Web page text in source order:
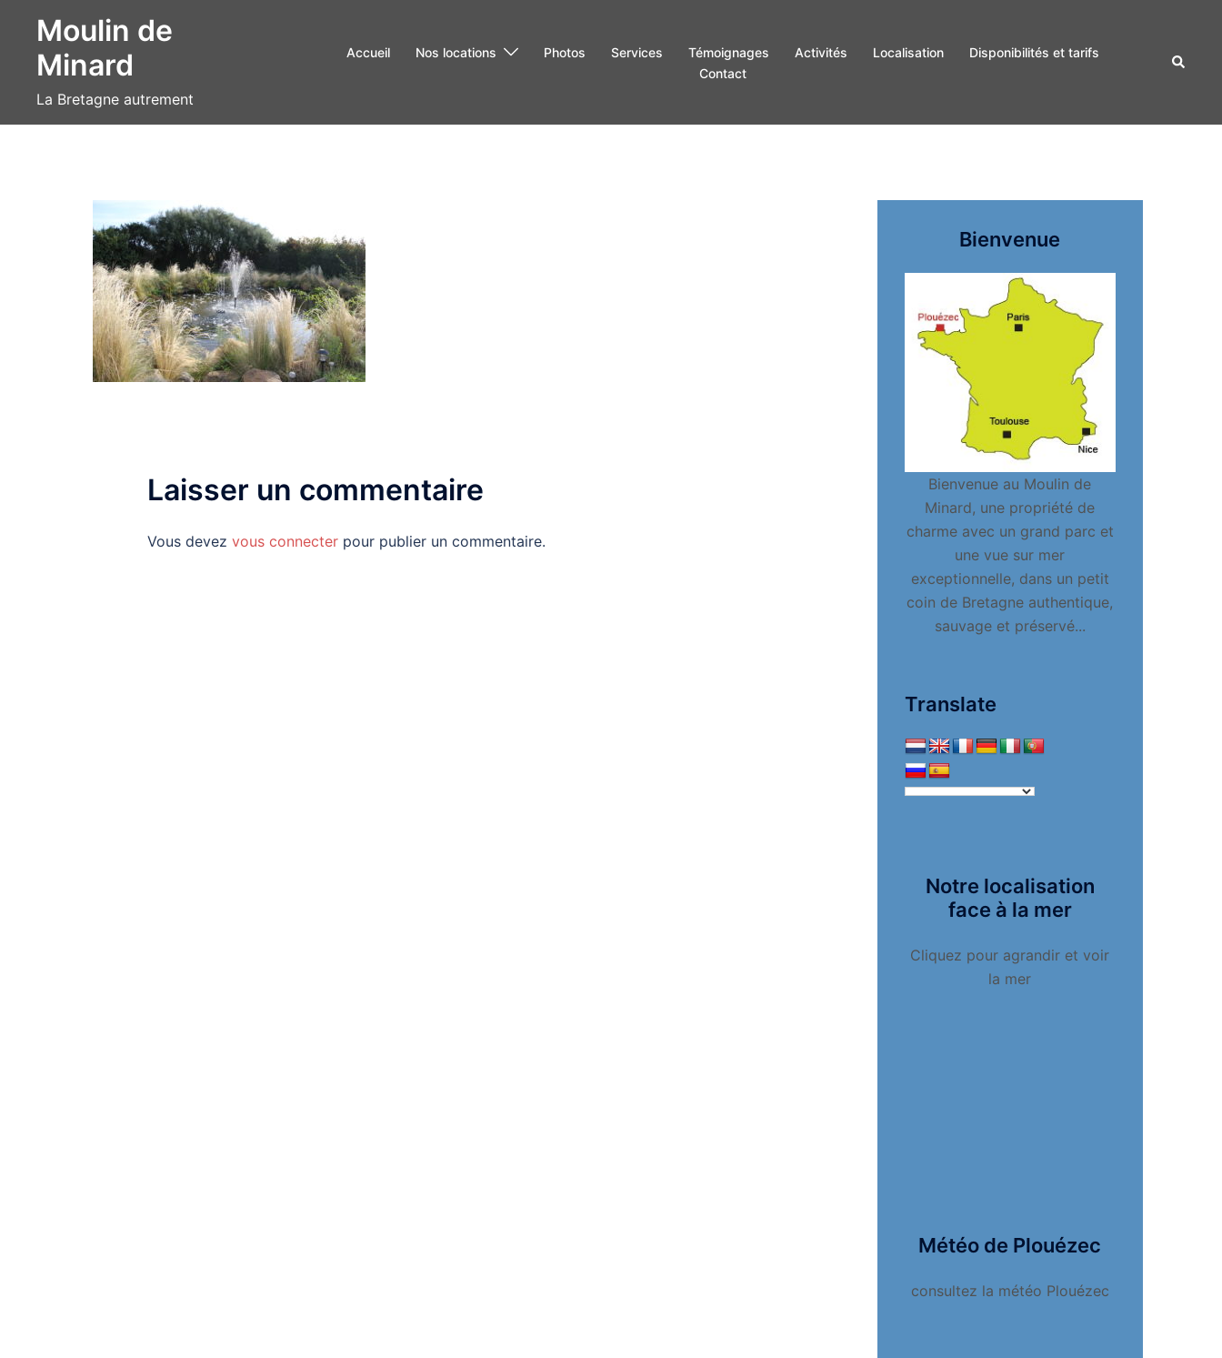
contenu
Moulin de
Minard
La Bretagne autrement
Accueil Nos locations Photos Services Témoignages Activités Localisation
Disponibilités et tarifs
Contact
Laisser un commentaire
Vous devez vous connecter pour publier un commentaire.
Bienvenue
Bienvenue au Moulin de
Minard, une propriété de
charme avec un grand parc et
une vue sur mer
exceptionnelle, dans un petit
coin de Bretagne authentique,
sauvage et préservé...
Translate
Notre localisation
face à la mer
Cliquez pour agrandir et voir
la mer
Météo de Plouézec
consultez la météo Plouézec